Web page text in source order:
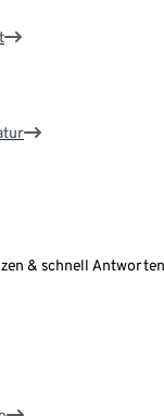
& schnell